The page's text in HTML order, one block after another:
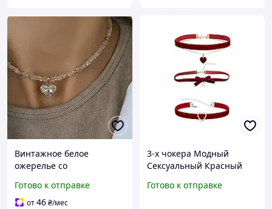
Винтажное белое
ожерелье со
чокер с сердцем 50 см
Готово к отправке
от46₴/мес
3-х чокера Модный
Сексуальный Красный
Чокер, Простой
Готово к отправке